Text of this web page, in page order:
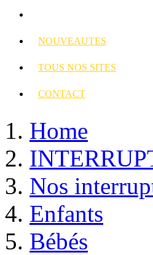
NOUVEAUTES
TOUS NOS SITES
CONTACT
Home
Nos
Enfants
Bébés